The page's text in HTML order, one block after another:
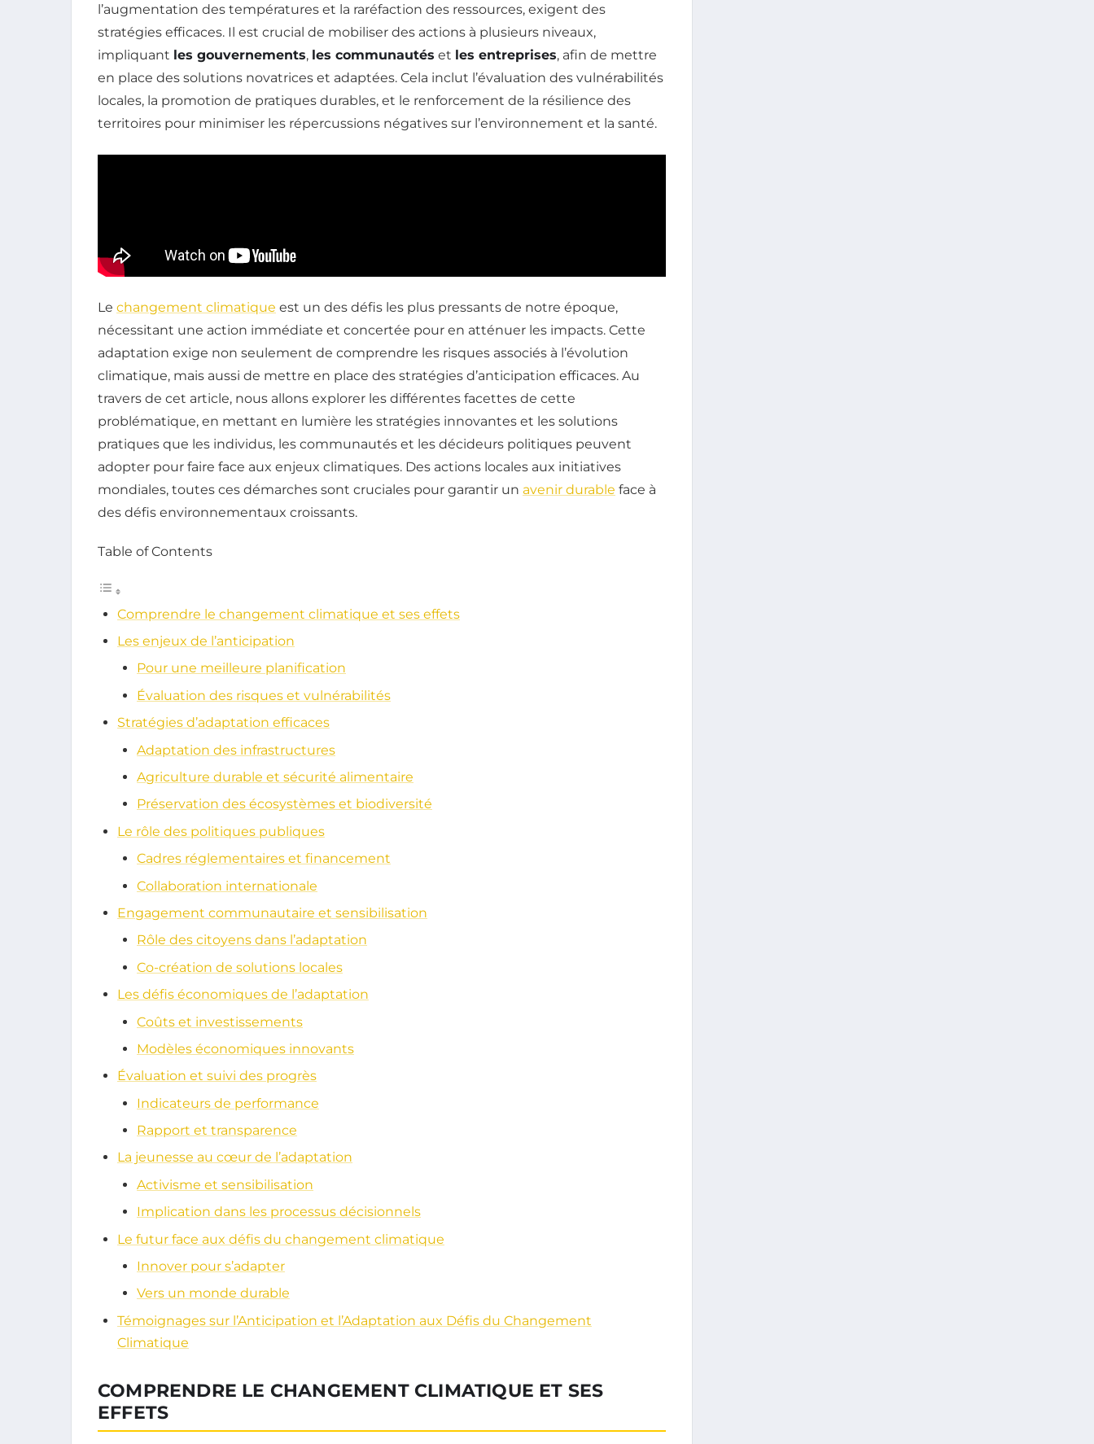
l’augmentation des températures et la raréfaction des ressources, exigent des
stratégies efficaces. Il est crucial de mobiliser des actions à plusieurs niveaux,
impliquant les gouvernements, les communautés et les entreprises, afin de mettre
en place des solutions novatrices et adaptées. Cela inclut l’évaluation des vulnérabilités
locales, la promotion de pratiques durables, et le renforcement de la résilience des
territoires pour minimiser les répercussions négatives sur l’environnement et la santé.
Le changement climatique est un des défis les plus pressants de notre époque,
nécessitant une action immédiate et concertée pour en atténuer les impacts. Cette
adaptation exige non seulement de comprendre les risques associés à l’évolution
climatique, mais aussi de mettre en place des stratégies d’anticipation efficaces. Au
travers de cet article, nous allons explorer les différentes facettes de cette
problématique, en mettant en lumière les stratégies innovantes et les solutions
pratiques que les individus, les communautés et les décideurs politiques peuvent
adopter pour faire face aux enjeux climatiques. Des actions locales aux initiatives
mondiales, toutes ces démarches sont cruciales pour garantir un avenir durable face à
des défis environnementaux croissants.
Table of Contents
Comprendre le changement climatique et ses effets
Les enjeux de l’anticipation
Pour une meilleure planification
Évaluation des risques et vulnérabilités
Stratégies d’adaptation efficaces
Adaptation des infrastructures
Agriculture durable et sécurité alimentaire
Préservation des écosystèmes et biodiversité
Le rôle des politiques publiques
Cadres réglementaires et financement
Collaboration internationale
Engagement communautaire et sensibilisation
Rôle des citoyens dans l’adaptation
Co-création de solutions locales
Les défis économiques de l’adaptation
Coûts et investissements
Modèles économiques innovants
Évaluation et suivi des progrès
Indicateurs de performance
Rapport et transparence
La jeunesse au cœur de l’adaptation
Activisme et sensibilisation
Implication dans les processus décisionnels
Le futur face aux défis du changement climatique
Innover pour s’adapter
Vers un monde durable
Témoignages sur l’Anticipation et l’Adaptation aux Défis du Changement
Climatique
COMPRENDRE LE CHANGEMENT CLIMATIQUE ET SES
EFFETS